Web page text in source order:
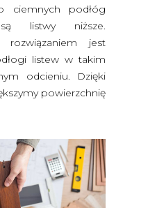
ciemnych podłóg
są listwy niższe.
rozwiązaniem jest
listew w takim
odcieniu. Dzięki
powierzchnię